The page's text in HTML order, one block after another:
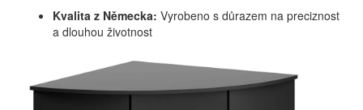
Kvalita z Německa: Vyrobeno s důrazem na preciznost
a dlouhou životnost